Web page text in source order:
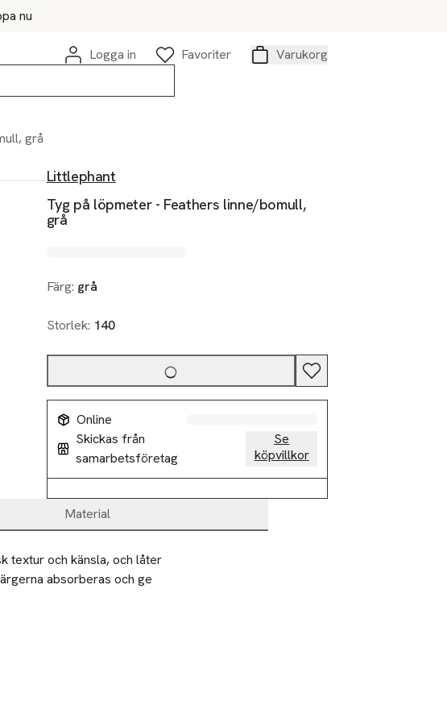
nu
Logga in
Favoriter
Varukorg
grå
Littlephant
Tyg på löpmeter - Feathers linne/bomull,
grå
Färg: grå
Storlek: 140
Online
Skickas från
samarbetsföretag
Se
köpvillkor
Material
textur och känsla, och låter
absorberas och ge
möbelcertifierat.